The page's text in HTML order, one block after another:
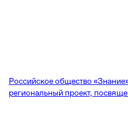
Российское общество
региональный проект,